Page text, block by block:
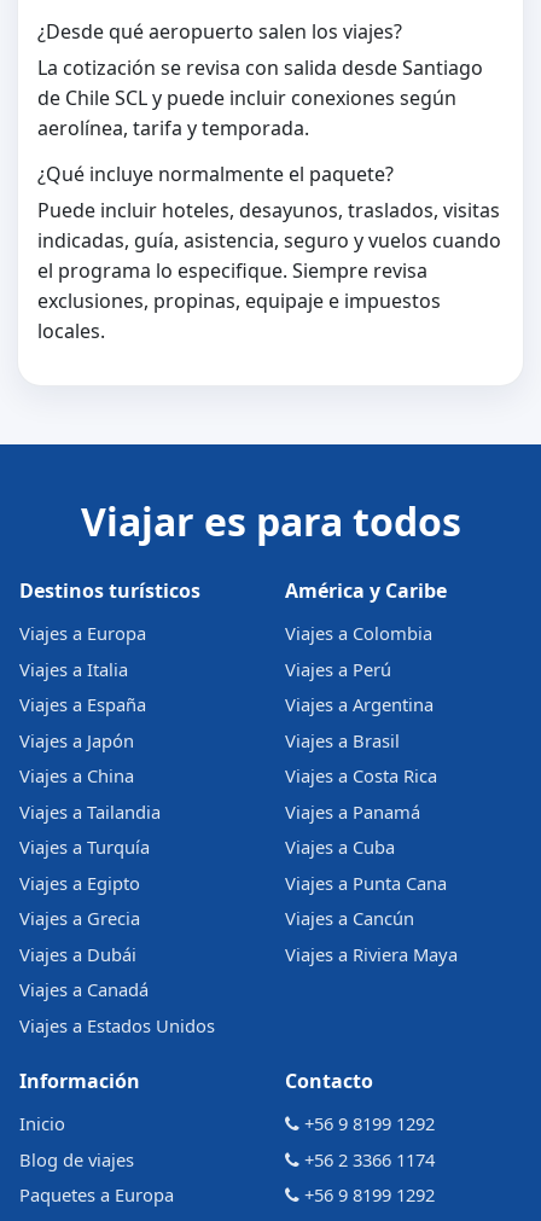
¿Desde qué aeropuerto salen los viajes?
La cotización se revisa con salida desde Santiago
de Chile SCL y puede incluir conexiones según
aerolínea, tarifa y temporada.
¿Qué incluye normalmente el paquete?
Puede incluir hoteles, desayunos, traslados, visitas
indicadas, guía, asistencia, seguro y vuelos cuando
el programa lo especifique. Siempre revisa
exclusiones, propinas, equipaje e impuestos
locales.
Viajar es para todos
Destinos turísticos
Viajes a Europa
Viajes a Italia
Viajes a España
Viajes a Japón
Viajes a China
Viajes a Tailandia
Viajes a Turquía
Viajes a Egipto
Viajes a Grecia
Viajes a Dubái
Viajes a Canadá
Viajes a Estados Unidos
América y Caribe
Viajes a Colombia
Viajes a Perú
Viajes a Argentina
Viajes a Brasil
Viajes a Costa Rica
Viajes a Panamá
Viajes a Cuba
Viajes a Punta Cana
Viajes a Cancún
Viajes a Riviera Maya
Información
Inicio
Blog de viajes
Paquetes a Europa
Contacto
+56 9 8199 1292
+56 2 3366 1174
+56 9 8199 1292